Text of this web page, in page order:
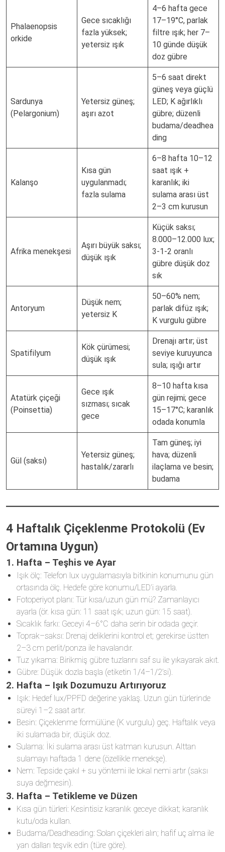
Phalaenopsis
orkide
Gece sıcaklığı
fazla yüksek;
yetersiz ışık
4–6 hafta gece
17–19°C, parlak
filtre ışık; her 7–
10 günde düşük
doz gübre
Sardunya
(Pelargonium)
Yetersiz güneş;
aşırı azot
5–6 saat direkt
güneş veya güçlü
LED; K ağırlıklı
gübre; düzenli
budama/deadhea
ding
Kalanşo
Kısa gün
uygulanmadı;
fazla sulama
6–8 hafta 10–12
saat ışık +
karanlık; iki
sulama arası üst
2–3 cm kurusun
Afrika menekşesi
Aşırı büyük saksı;
düşük ışık
Küçük saksı;
8.000–12.000 lux;
3-1-2 oranlı
gübre düşük doz
sık
Antoryum
Düşük nem;
yetersiz K
50–60% nem;
parlak difüz ışık;
K vurgulu gübre
Spatifilyum
Kök çürümesi;
düşük ışık
Drenajı artır; üst
seviye kuruyunca
sula; ışığı artır
Atatürk çiçeği
(Poinsettia)
Gece ışık
sızması; sıcak
gece
8–10 hafta kısa
gün rejimi; gece
15–17°C; karanlık
odada konumla
Gül (saksı)
Yetersiz güneş;
hastalık/zararlı
Tam güneş; iyi
hava; düzenli
ilaçlama ve besin;
budama
4 Haftalık Çiçeklenme Protokolü (Ev
Ortamına Uygun)
1. Hafta – Teşhis ve Ayar
Işık ölç: Telefon lux uygulamasıyla bitkinin konumunu gün
ortasında ölç. Hedefe göre konumu/LED’i ayarla.
Fotoperiyot planı: Tür kısa/uzun gün mü? Zamanlayıcı
ayarla (ör. kısa gün: 11 saat ışık; uzun gün: 15 saat).
Sıcaklık farkı: Geceyi 4–6°C daha serin bir odada geçir.
Toprak–saksı: Drenaj deliklerini kontrol et; gerekirse üstten
2–3 cm perlit/ponza ile havalandır.
Tuz yıkama: Birikmiş gübre tuzlarını saf su ile yıkayarak akıt.
Gübre: Düşük dozla başla (etiketin 1/4–1/2’si).
2. Hafta – Işık Dozumuzu Artırıyoruz
Işık: Hedef lux/PPFD değerine yaklaş. Uzun gün türlerinde
süreyi 1–2 saat artır.
Besin: Çiçeklenme formülüne (K vurgulu) geç. Haftalık veya
iki sulamada bir, düşük doz.
Sulama: İki sulama arası üst katman kurusun. Alttan
sulamayı haftada 1 dene (özellikle menekşe).
Nem: Tepside çakıl + su yöntemi ile lokal nemi artır (saksı
suya değmesin).
3. Hafta – Tetikleme ve Düzen
Kısa gün türleri: Kesintisiz karanlık geceye dikkat; karanlık
kutu/oda kullan.
Budama/Deadheading: Solan çiçekleri alın; hafif uç alma ile
yan dalları teşvik edin (türe göre).